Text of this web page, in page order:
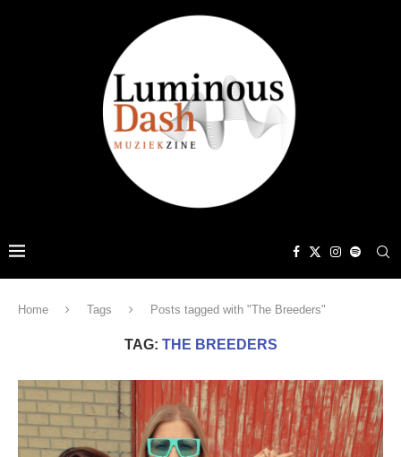
Home Tags Posts tagged with "The Breeders"
TAG: THE BREEDERS